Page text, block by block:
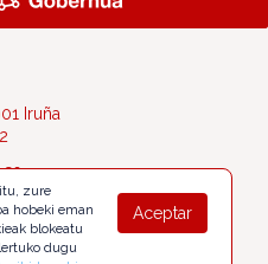
Iruña
Aceptar
zure
hobeki eman
blokeatu
dugu